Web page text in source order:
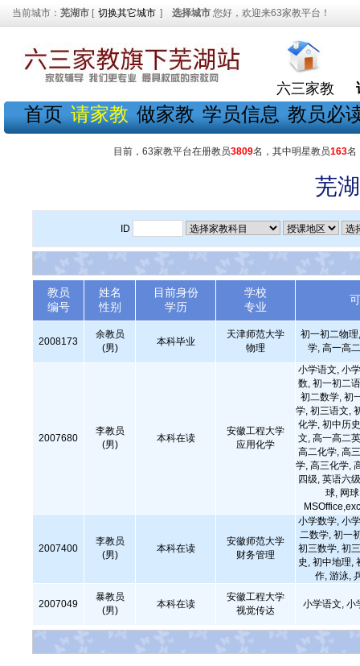
当前城市： 芜湖市 [ 切换其它城市 ] 选择城市 您好，欢迎来63家教平台！
六三家教
首页 请家教 做家教 学员信息 教员必
目前，63家教平台在册教员3809名，其中明星教员163名
芜
ID
教员
编号
姓名
性别
目前身份
学历
学校
专业
2008173
余教员
(男)
本科毕业
天津师范大学
物理
初一初二物
学, 高一高
2007680
李教员
(男)
本科在读
安徽工程大学
应用化学
小学语文, 小
数, 初一初二
初二数学, 初
学, 初三语文,
化学, 初中历
文, 高一高二
高二化学, 高
学, 高三化学,
四级, 英语六
球, 网
2007400
李教员
(男)
本科在读
安徽师范大学
财务管理
小学数学, 小
二数学, 初一
初三数学, 初
史, 初中地理,
作, 游泳,
2007049
暴教员
(男)
本科在读
安徽工程大学
视觉传达
小学语文, 小